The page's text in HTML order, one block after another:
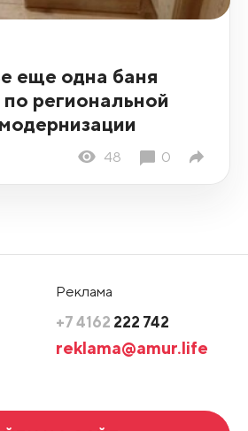
еще одна баня
региональной
48 0
Реклама
+7 4162 222 742
reklama@amur.life